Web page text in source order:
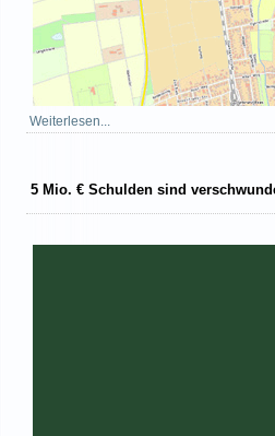
Weiterlesen...
5 Mio. € Schulden sind